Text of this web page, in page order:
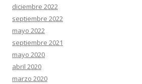
diciembre 2022
septiembre 2022
mayo 2022
septiembre 2021
mayo 2020
abril 2020
marzo 2020